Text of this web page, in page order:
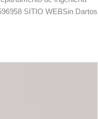
SITIO WEBSin Dartos